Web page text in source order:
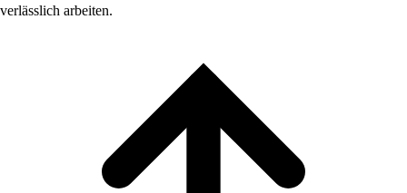
verlässlich arbeiten.